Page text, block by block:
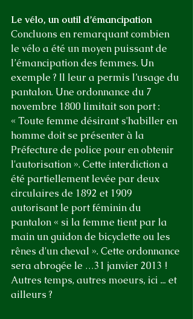
Le vélo, un outil d’émancipation
Concluons en remarquant combien
le vélo a été un moyen puissant de
l’émancipation des femmes. Un
exemple ? Il leur a permis l’usage du
pantalon. Une ordonnance du 7
novembre 1800 limitait son port :
« Toute femme désirant s'habiller en
homme doit se présenter à la
Préfecture de police pour en obtenir
l'autorisation ». Cette interdiction a
été partiellement levée par deux
circulaires de 1892 et 1909
autorisant le port féminin du
pantalon « si la femme tient par la
main un guidon de bicyclette ou les
rênes d'un cheval ». Cette ordonnance
sera abrogée le …31 janvier 2013 !
Autres temps, autres moeurs, ici ... et
ailleurs ?